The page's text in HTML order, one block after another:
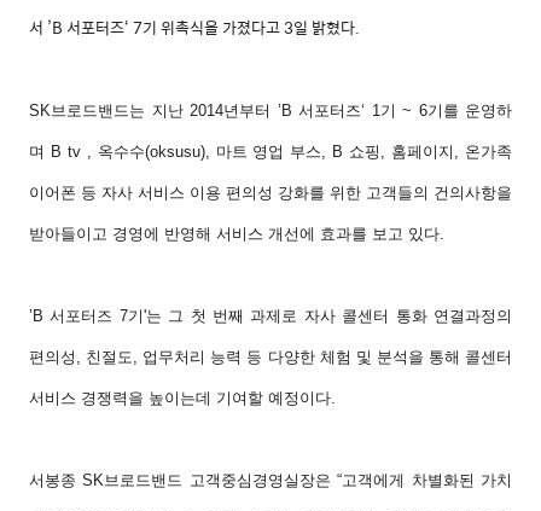
서 ’B 서포터즈‘ 7기 위촉식을 가졌다고 3일 밝혔다.
SK브로드밴드는 지난 2014년부터 ’B 서포터즈‘ 1기 ~ 6기를 운영하
며 B tv , 옥수수(oksusu), 마트 영업 부스, B 쇼핑, 홈페이지, 온가족
이어폰 등 자사 서비스 이용 편의성 강화를 위한 고객들의 건의사항을
받아들이고 경영에 반영해 서비스 개선에 효과를 보고 있다.
’B 서포터즈 7기'는 그 첫 번째 과제로 자사 콜센터 통화 연결과정의
편의성, 친절도, 업무처리 능력 등 다양한 체험 및 분석을 통해 콜센터
서비스 경쟁력을 높이는데 기여할 예정이다.
서봉종 SK브로드밴드 고객중심경영실장은 “고객에게 차별화된 가치